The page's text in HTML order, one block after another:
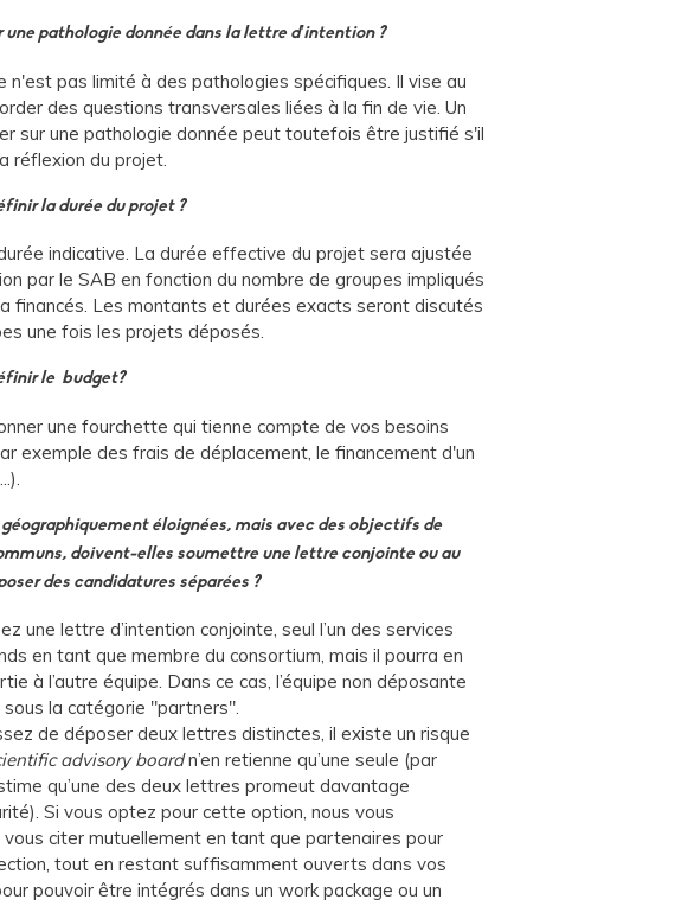
pathologie donnée dans la lettre d’intention ?
n'est pas limité à des pathologies spécifiques. Il vise au
des questions transversales liées à la fin de vie. Un
sur une pathologie donnée peut toutefois être justifié s'il
réflexion du projet.
la durée du projet ?
indicative. La durée effective du projet sera ajustée
par le SAB en fonction du nombre de groupes impliqués
financés. Les montants et durées exacts seront discutés
une fois les projets déposés.
le budget?
une fourchette qui tienne compte de vos besoins
exemple des frais de déplacement, le financement d'un
géographiquement éloignées, mais avec des objectifs de
doivent-elles soumettre une lettre conjointe ou au
des candidatures séparées ?
une lettre d’intention conjointe, seul l’un des services
en tant que membre du consortium, mais il pourra en
à l’autre équipe. Dans ce cas, l’équipe non déposante
la catégorie "partners".
de déposer deux lettres distinctes, il existe un risque
advisory boardn’en retienne qu’une seule (par
qu’une des deux lettres promeut davantage
Si vous optez pour cette option, nous vous
vous citer mutuellement en tant que partenaires pour
tout en restant suffisamment ouverts dans vos
pouvoir être intégrés dans un work package ou un